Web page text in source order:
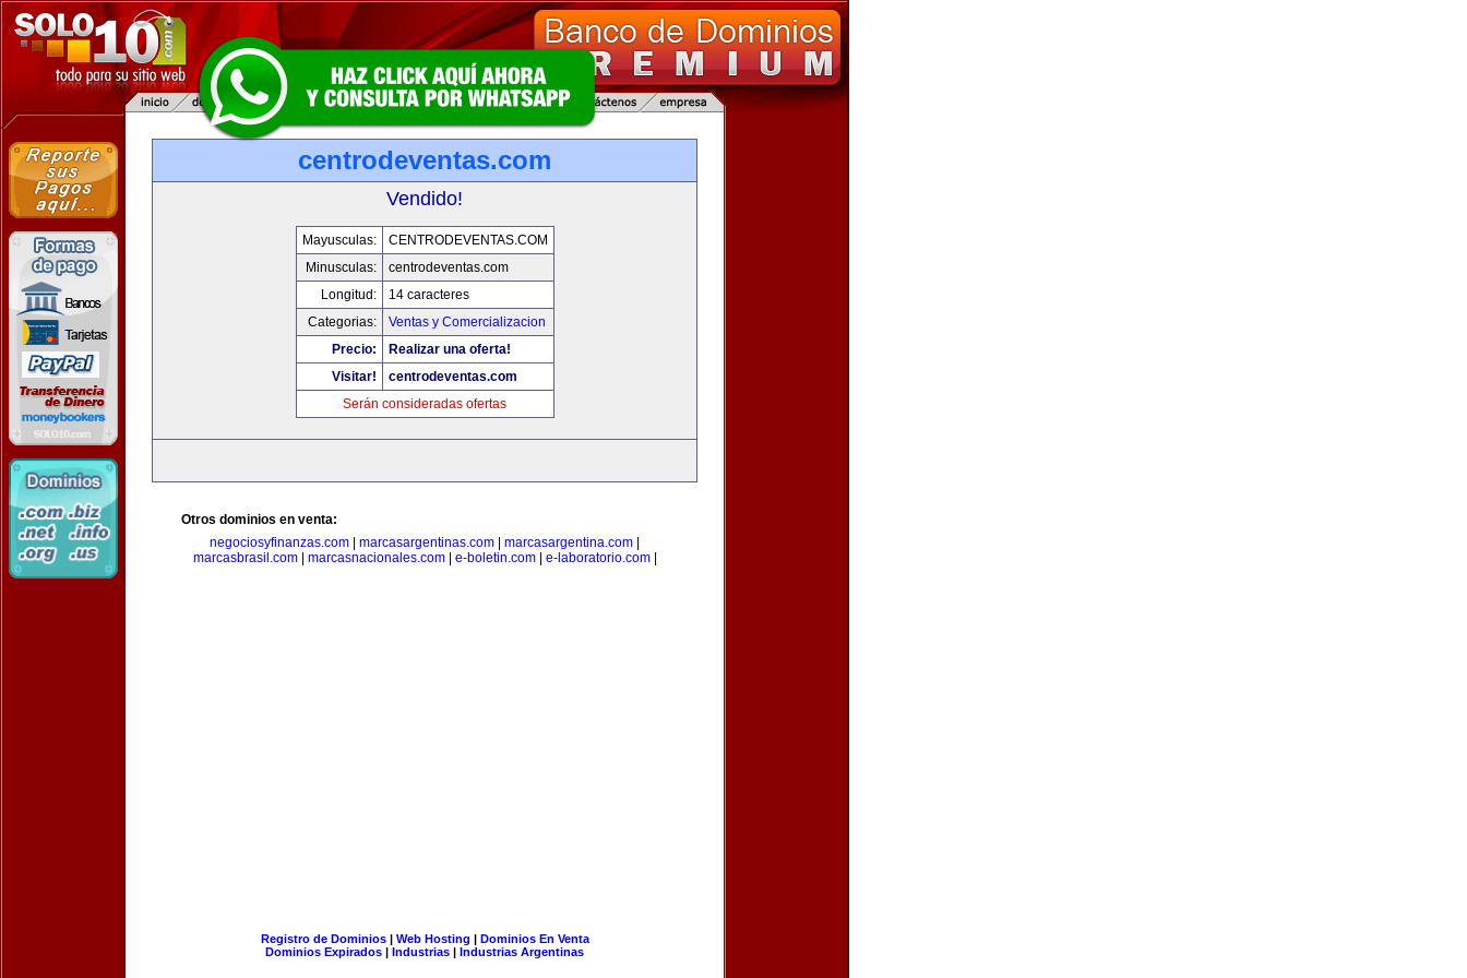
centrodeventas.com
Vendido!
Mayusculas:
CENTRODEVENTAS.COM
Minusculas:
centrodeventas.com
Longitud:
14 caracteres
Categorias:
Ventas y Comercializacion
Precio:
Realizar una oferta!
Visitar!
centrodeventas.com
Serán consideradas ofertas
Otros dominios en venta:
negociosyfinanzas.com
marcasargentinas.com marcasargentina.com
marcasbrasil.com| marcasnacionales.com| e-boletin.com| e-laboratorio.com|
Registro de Dominios| Web Hosting | Dominios En Venta
Dominios Expirados | Industrias | Industrias Argentinas